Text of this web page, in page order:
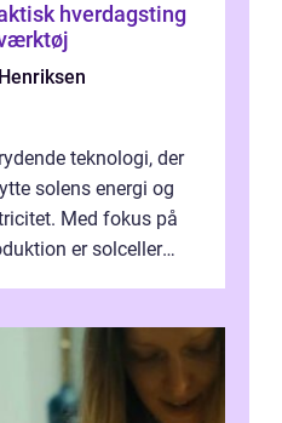
hverdagsting
teknologi, der
solens energi og
Med fokus på
er solceller